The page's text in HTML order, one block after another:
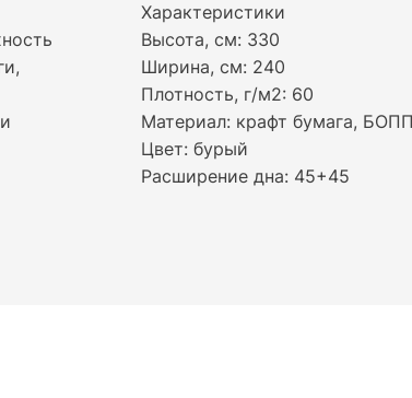
Характеристики
Высота, см: 330
Ширина, см: 240
Плотность, г/м2: 60
Материал: крафт бумага,
Цвет: бурый
Расширение дна: 45+45